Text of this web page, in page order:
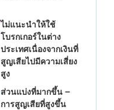
ไม่แนะนำให้ใช้
โบรกเกอร์ในต่าง
ประเทศเนื่องจากเงินที่
สูญเสียไปมีความเสี่ยง
สูง
ส่วนแบ่งที่มากขึ้น –
การสูญเสียที่สูงขึ้น